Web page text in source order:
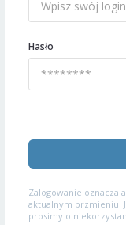
Hasło
Zalogowanie oznacza
aktualnym brzmieniu.
prosimy o